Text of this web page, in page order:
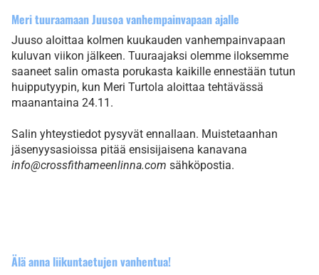
Meri tuuraamaan Juusoa vanhempainvapaan ajalle
Juuso aloittaa kolmen kuukauden vanhempainvapaan
kuluvan viikon jälkeen. Tuuraajaksi olemme iloksemme
saaneet salin omasta porukasta kaikille ennestään tutun
huipputyypin, kun Meri Turtola aloittaa tehtävässä
maanantaina 24.11.
Salin yhteystiedot pysyvät ennallaan. Muistetaanhan
jäsenyysasioissa pitää ensisijaisena kanavana
info@crossfithameenlinna.com sähköpostia.
Älä anna liikuntaetujen vanhentua!